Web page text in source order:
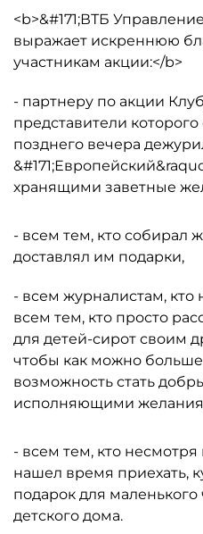
<b>&#171;ВТБ
выражает искреннюю
участникам акции:</b>
- партнеру по акции
представители
позднего вечера
хранящими заветные
- всем тем, кто собирал
доставлял им подарки,
- всем журналистам, кто
всем тем, кто просто
для детей-сирот своим
чтобы как можно
возможность стать
исполняющими
- всем тем, кто
нашел время приехать,
подарок для маленького
детского дома.